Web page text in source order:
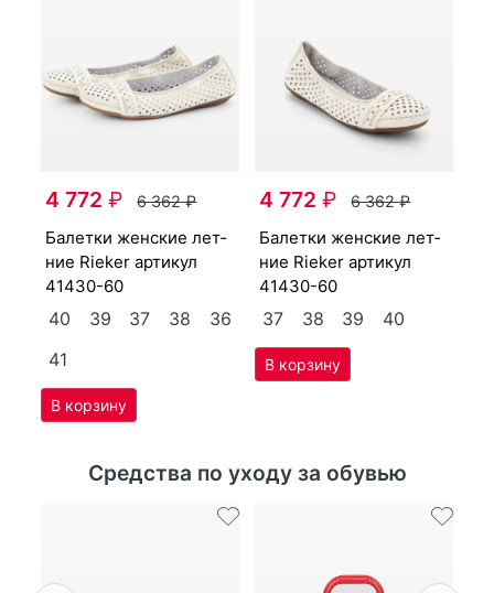
4 772₽ 6 362₽
ба­лет­ки женс­кие лет­
ние Ri­eker артикул
41430-60
40 39 37 38
36
41
4 772₽ 6 362₽
ба­лет­ки женс­кие лет­
ние Ri­eker артикул
41430-60
37 38 39 40
Средства по уходу за обувью